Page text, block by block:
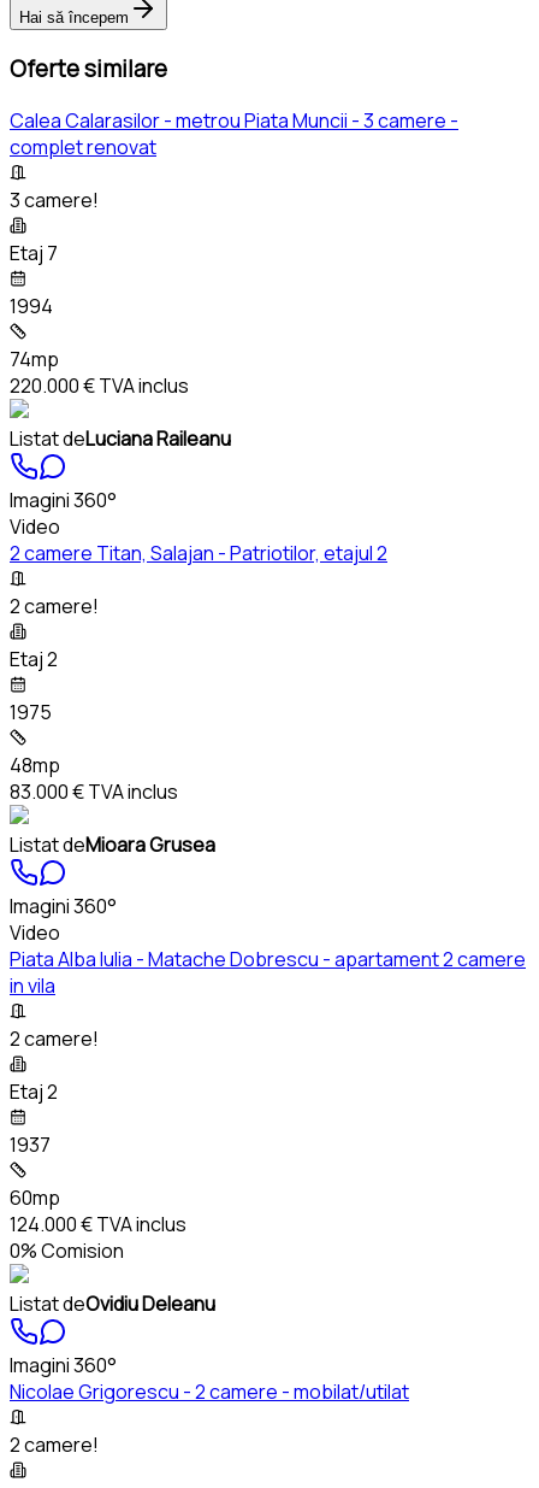
Hai să începem
Oferte similare
Calea Calarasilor - metrou Piata Muncii - 3 camere -
complet renovat
3 camere!
Etaj 7
1994
74mp
220.000 €TVA inclus
Listat deLuciana Raileanu
Imagini 360°
Video
2 camere Titan, Salajan - Patriotilor, etajul 2
2 camere!
Etaj 2
1975
48mp
83.000 €TVA inclus
Listat deMioara Grusea
Imagini 360°
Video
Piata Alba Iulia - Matache Dobrescu - apartament 2 camere
in vila
2 camere!
Etaj 2
1937
60mp
124.000 €TVA inclus
0% Comision
Listat deOvidiu Deleanu
Imagini 360°
Nicolae Grigorescu - 2 camere - mobilat/utilat
2 camere!